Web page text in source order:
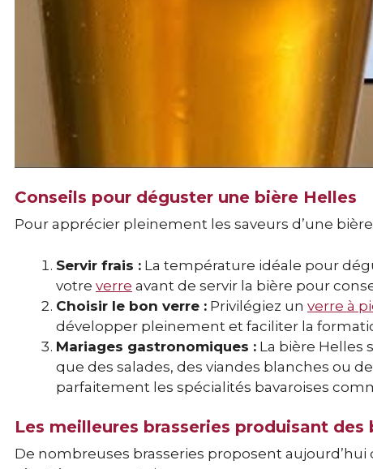
Conseils pour déguster une bière Helles
Pour apprécier pleinement les saveurs d’une
Servir frais : La température idéale pour
votre verre avant de servir la bière pour
Choisir le bon verre : Privilégiez un verre à
développer pleinement et faciliter la
Mariages gastronomiques : La bière Helles
que des salades, des viandes blanches ou
parfaitement les spécialités bavaroises
Les meilleures brasseries produisant des
De nombreuses brasseries proposent